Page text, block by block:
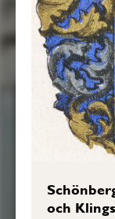
och